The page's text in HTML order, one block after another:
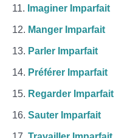
Imaginer Imparfait
Manger Imparfait
Parler Imparfait
Préférer Imparfait
Regarder Imparfait
Sauter Imparfait